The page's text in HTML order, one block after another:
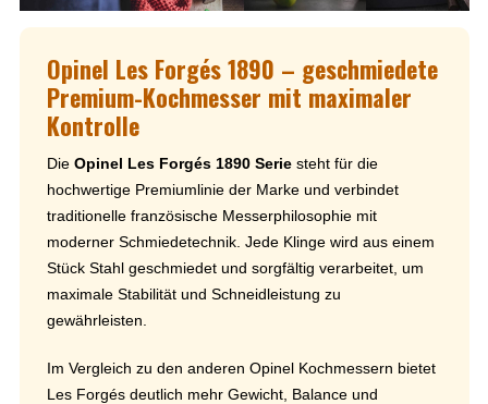
Opinel Les Forgés 1890 – geschmiedete
Premium-Kochmesser mit maximaler
Kontrolle
Die Opinel Les Forgés 1890 Seriesteht für die
hochwertige Premiumlinie der Marke und verbindet
traditionelle französische Messerphilosophie mit
moderner Schmiedetechnik. Jede Klinge wird aus einem
Stück Stahl geschmiedet und sorgfältig verarbeitet, um
maximale Stabilität und Schneidleistung zu
gewährleisten.
Im Vergleich zu den anderen Opinel Kochmessern bietet
Les Forgés deutlich mehr Gewicht, Balance und